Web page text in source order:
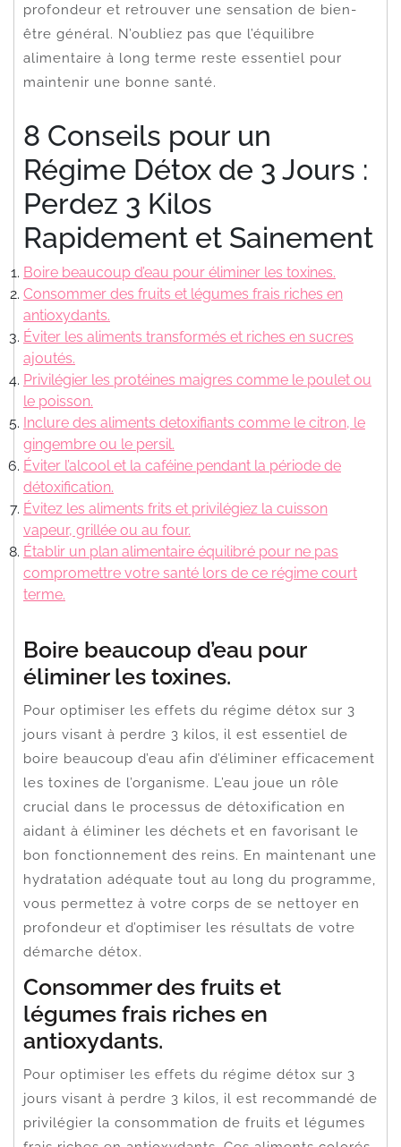
profondeur et retrouver une sensation de bien-
être général. N’oubliez pas que l’équilibre
alimentaire à long terme reste essentiel pour
maintenir une bonne santé.
8 Conseils pour un
Régime Détox de 3 Jours :
Perdez 3 Kilos
Rapidement et Sainement
Boire beaucoup d’eau pour éliminer les toxines.
Consommer des fruits et légumes frais riches en
antioxydants.
Éviter les aliments transformés et riches en sucres
ajoutés.
Privilégier les protéines maigres comme le poulet ou
le poisson.
Inclure des aliments detoxifiants comme le citron, le
gingembre ou le persil.
Éviter l’alcool et la caféine pendant la période de
détoxification.
Évitez les aliments frits et privilégiez la cuisson
vapeur, grillée ou au four.
Établir un plan alimentaire équilibré pour ne pas
compromettre votre santé lors de ce régime court
terme.
Boire beaucoup d’eau pour
éliminer les toxines.
Pour optimiser les effets du régime détox sur 3
jours visant à perdre 3 kilos, il est essentiel de
boire beaucoup d’eau afin d’éliminer efficacement
les toxines de l’organisme. L’eau joue un rôle
crucial dans le processus de détoxification en
aidant à éliminer les déchets et en favorisant le
bon fonctionnement des reins. En maintenant une
hydratation adéquate tout au long du programme,
vous permettez à votre corps de se nettoyer en
profondeur et d’optimiser les résultats de votre
démarche détox.
Consommer des fruits et
légumes frais riches en
antioxydants.
Pour optimiser les effets du régime détox sur 3
jours visant à perdre 3 kilos, il est recommandé de
privilégier la consommation de fruits et légumes